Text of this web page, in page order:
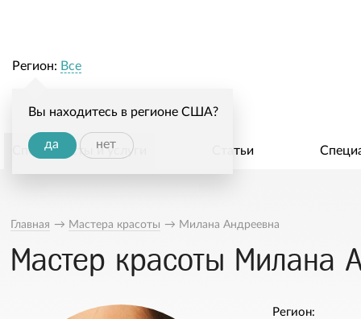
Регион: Все
Вы находитесь в регионе США?
да нет
Специалисты и услуги Статьи
Главная → Мастера красоты → Милана Андреевна
Мастер красоты Милана
Регион: